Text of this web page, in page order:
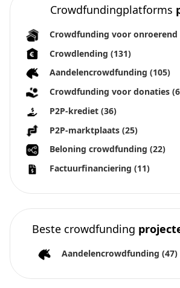
Crowdfundingplatforms
Crowdfunding voor onroerend
Crowdlending (131)
Aandelencrowdfunding (105)
Crowdfunding voor donaties
P2P-krediet (36)
P2P-marktplaats (25)
Beloning crowdfunding (22)
Factuurfinanciering (11)
Beste crowdfunding
Aandelencrowdfunding (47)